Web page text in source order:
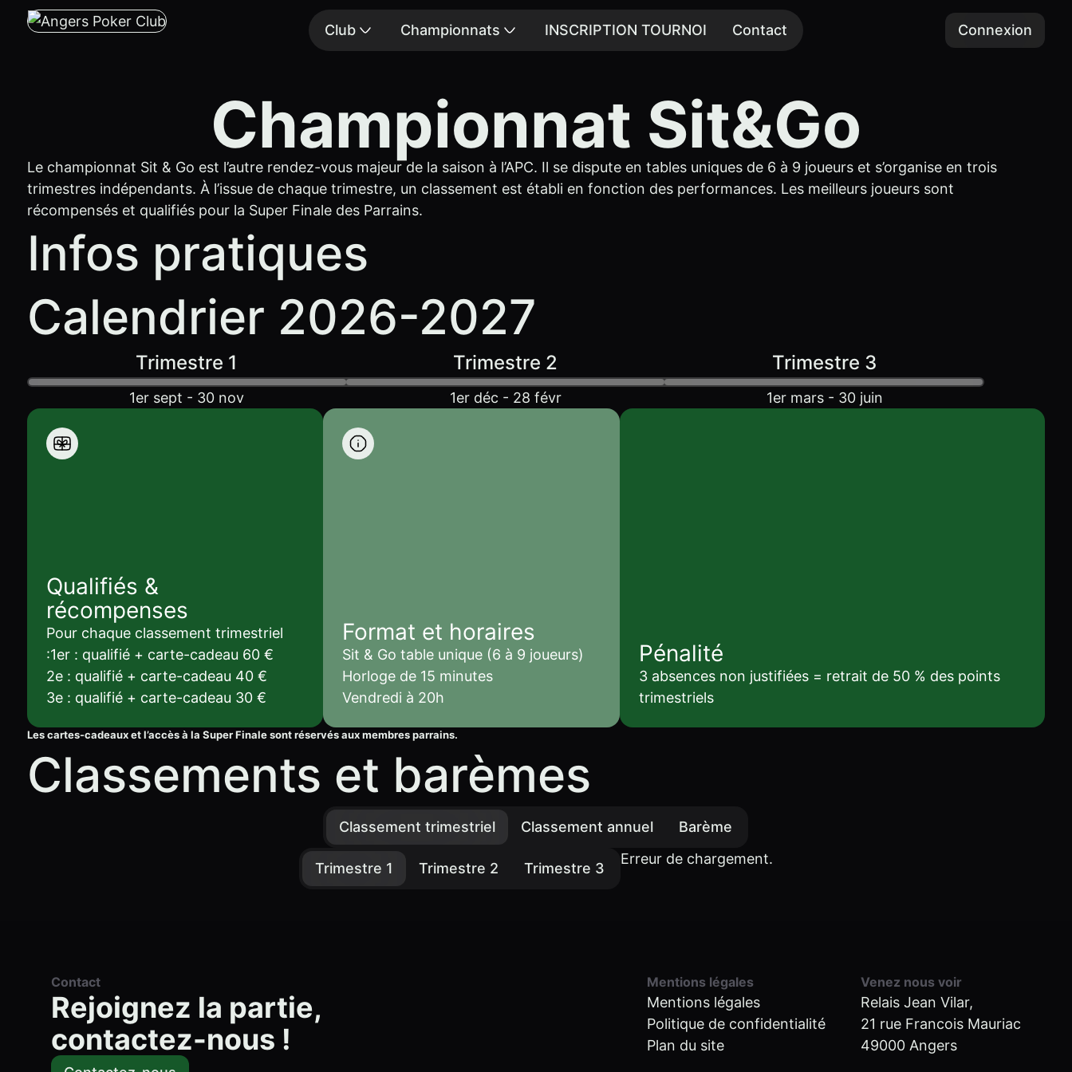
Club Championnats INSCRIPTION TOURNOI Contact Connexion
Championnat Sit&Go
Le championnat Sit & Go est l’autre rendez-vous majeur de la saison à l’APC. Il se dispute en tables uniques de 6 à 9 joueurs et s’organise en trois
trimestres indépendants. À l’issue de chaque trimestre, un classement est établi en fonction des performances. Les meilleurs joueurs sont
récompensés et qualifiés pour la Super Finale des Parrains.
Infos pratiques
Calendrier 2026-2027
Trimestre 1 Trimestre 2 Trimestre 3
1er sept - 30 nov 1er déc - 28 févr 1er mars - 30 juin
Qualifiés &
récompenses
Pour chaque classement trimestriel
:1er : qualifié + carte-cadeau 60 €
2e : qualifié + carte-cadeau 40 €
3e : qualifié + carte-cadeau 30 €
Format et horaires
Sit & Go table unique (6 à 9 joueurs)
Horloge de 15 minutes
Vendredi à 20h
Pénalité
3 absences non justifiées = retrait de 50 % des points
trimestriels
Les cartes-cadeaux et l’accès à la Super Finale sont réservés aux membres parrains.
Classements et barèmes
Classement trimestriel Classement annuel Barème
Trimestre 1 Trimestre 2 Trimestre 3
Erreur de chargement.
Contact
Rejoignez la partie,
contactez-nous !
Mentions légales
Mentions légales
Politique de confidentialité
Plan du site
Venez nous voir
Relais Jean Vilar,
21 rue Francois Mauriac
49000 Angers